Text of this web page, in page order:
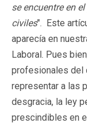
se encuentre en
civiles". Este
aparecía en
Laboral. Pues
profesionales del
representar a las
desgracia, la ley
prescindibles en